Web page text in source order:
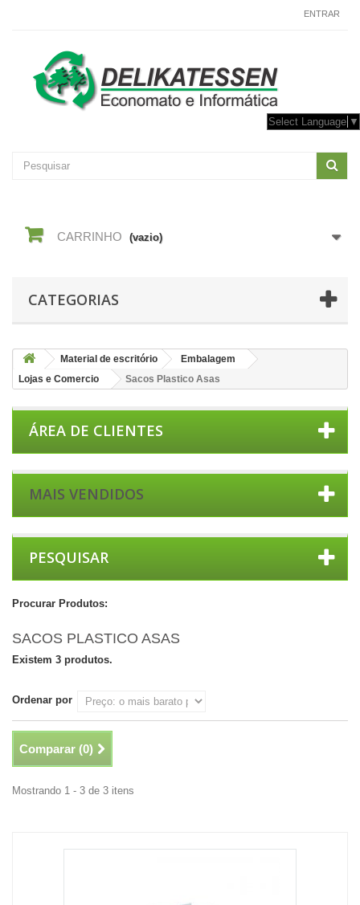
ENTRAR
Select Language ▼
CARRINHO (vazio)
CATEGORIAS
Material de escritório
Embalagem
Lojas e Comercio
Sacos Plastico Asas
ÁREA DE CLIENTES
MAIS VENDIDOS
PESQUISAR
Procurar Produtos:
SACOS PLASTICO ASAS
Existem 3 produtos.
Ordenar por
Comparar (0)
Mostrando 1 - 3 de 3 itens